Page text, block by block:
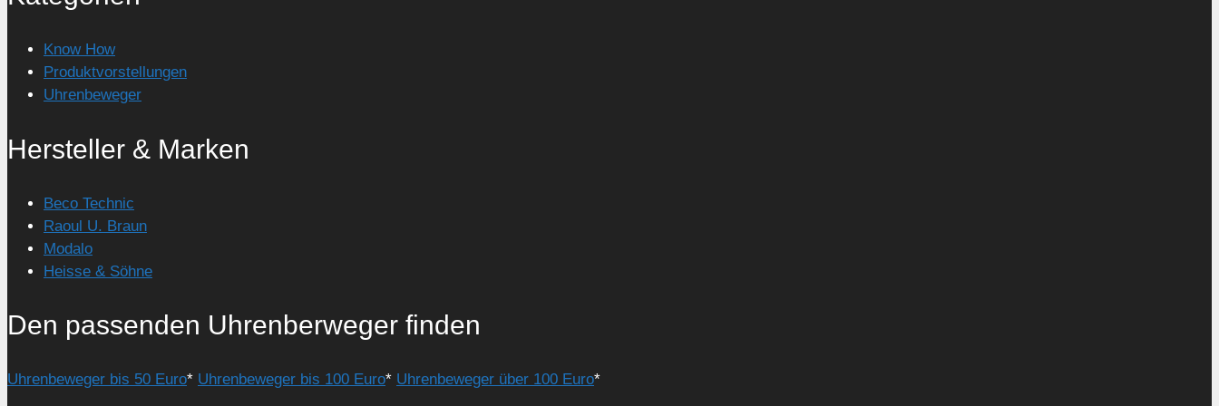
Know How
Produktvorstellungen
Uhrenbeweger
Hersteller & Marken
Beco Technic
Raoul U. Braun
Modalo
Heisse & Söhne
Den passenden Uhrenberweger finden
Uhrenbeweger bis 50 Euro* Uhrenbeweger bis 100 Euro* Uhrenbeweger über 100 Euro*